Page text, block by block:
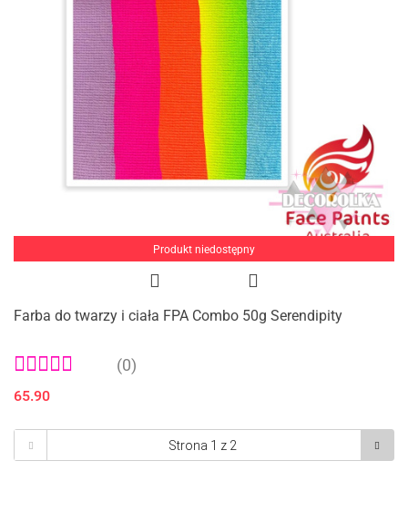
Produkt niedostępny
Farba do twarzy i ciała FPA Combo 50g Serendipity
(0)
65.90